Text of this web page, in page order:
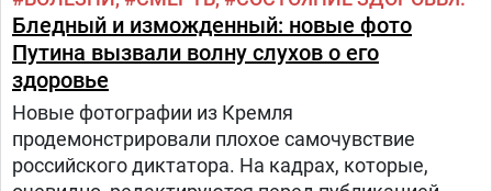
Бледный и изможденный: новые фото
Путина вызвали волну слухов о его
здоровье
Новые фотографии из Кремля
продемонстрировали плохое самочувствие
российского диктатора. На кадрах, которые,